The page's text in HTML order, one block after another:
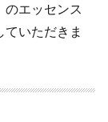
のエッセンス
いただきま